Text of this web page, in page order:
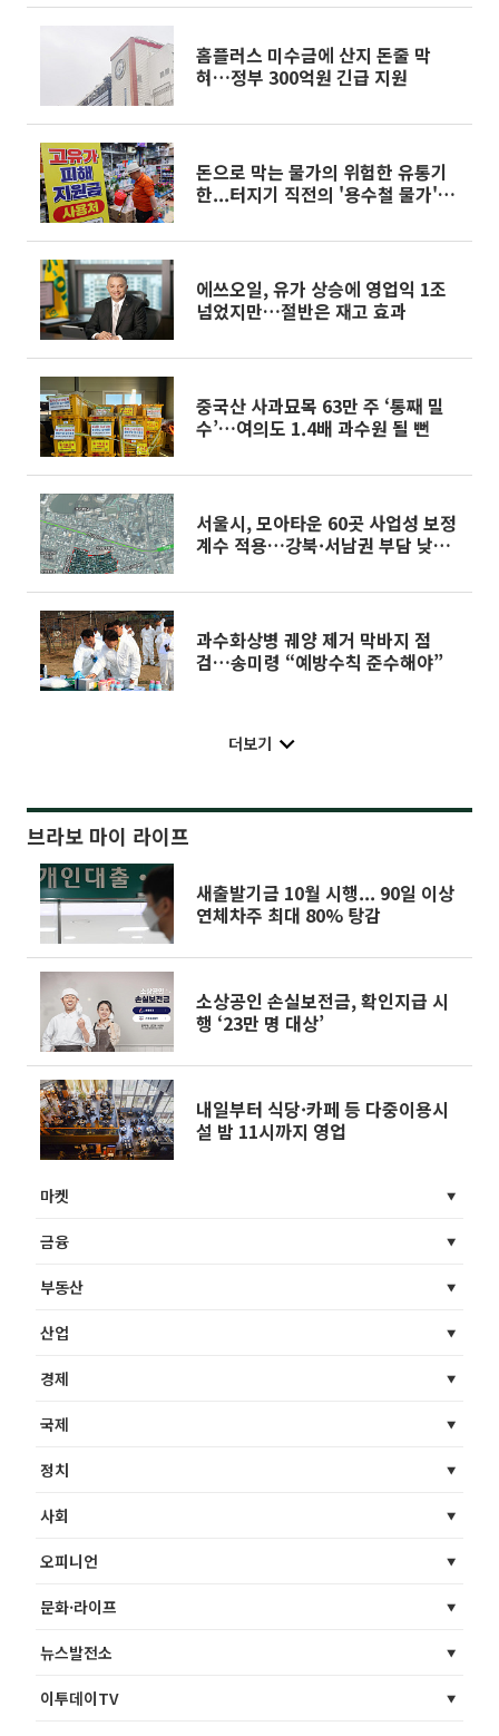
홈플러스 미수금에 산지 돈줄 막
혀…정부 300억원 긴급 지원
돈으로 막는 물가의 위험한 유통기
한...터지기 직전의 '용수철 물가'
에쓰오일, 유가 상승에 영업익 1조
넘었지만…절반은 재고 효과
중국산 사과묘목 63만 주 ‘통째 밀
수’…여의도 1.4배 과수원 될 뻔
서울시, 모아타운 60곳 사업성 보정
계수 적용…강북·서남권 부담 낮춘
과수화상병 궤양 제거 막바지 점
검…송미령 “예방수칙 준수해야”
더보기
브라보 마이 라이프
새출발기금 10월 시행... 90일 이상
연체차주 최대 80% 탕감
소상공인 손실보전금, 확인지급 시
행 ‘23만 명 대상’
내일부터 식당·카페 등 다중이용시
설 밤 11시까지 영업
마켓
금융
부동산
산업
경제
국제
정치
사회
오피니언
문화·라이프
뉴스발전소
이투데이TV